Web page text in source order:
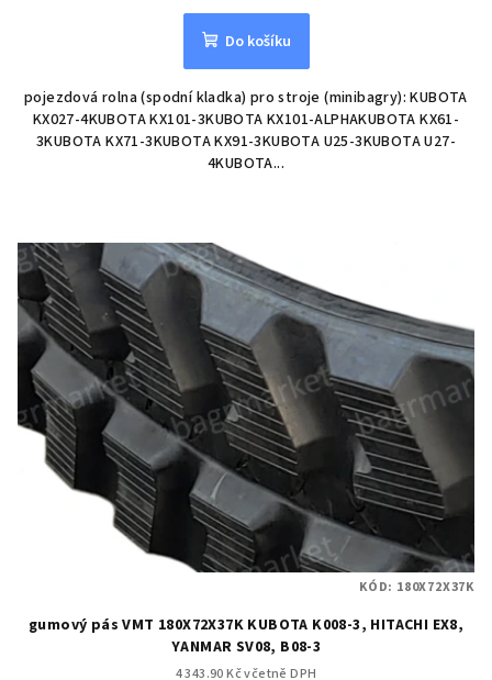
Do košíku
pojezdová rolna (spodní kladka) pro stroje (minibagry): KUBOTA
KX027-4KUBOTA KX101-3KUBOTA KX101-ALPHAKUBOTA KX61-
3KUBOTA KX71-3KUBOTA KX91-3KUBOTA U25-3KUBOTA U27-
4KUBOTA...
gumový pás VMT 180X72X37K KUBOTA K008-3, HITACHI EX8,
YANMAR SV08, B08-3
4 343.90 Kč včetně DPH
KÓD: 180X72X37K